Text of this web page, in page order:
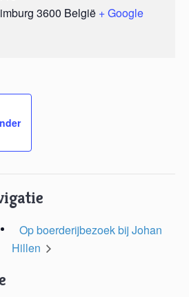
3600 België + Google
Op boerderijbezoek bij Johan
Hillen